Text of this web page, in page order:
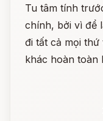
Tu tâm tính
chính, bởi vì để
đi tất cả mọi
khác hoàn toàn